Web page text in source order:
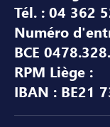
Tél. : 04 362
Numéro
BCE
RPM Liège :
IBAN : BE21